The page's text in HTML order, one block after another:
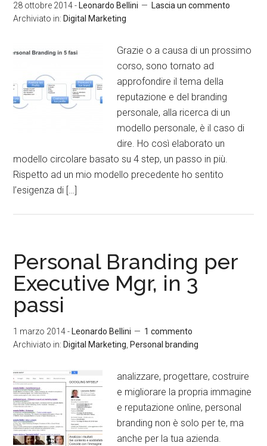
28 ottobre 2014- Leonardo Bellini
Lascia un commento
Archiviato in: Digital Marketing
Grazie o a causa di un prossimo
corso, sono tornato ad
approfondire il tema della
reputazione e del branding
personale, alla ricerca di un
modello personale, è il caso di
dire. Ho così elaborato un
modello circolare basato su 4 step, un passo in più.
Rispetto ad un mio modello precedente ho sentito
l’esigenza di […]
Personal Branding per
Executive Mgr, in 3
passi
1 marzo 2014- Leonardo Bellini
1 commento
Archiviato in: Digital Marketing Personal branding
analizzare, progettare, costruire
e migliorare la propria immagine
e reputazione online, personal
branding non è solo per te, ma
anche per la tua azienda.